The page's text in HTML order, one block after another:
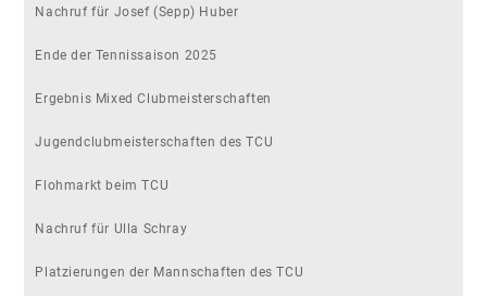
Nachruf für Josef (Sepp) Huber
Ende der Tennissaison 2025
Ergebnis Mixed Clubmeisterschaften
Jugendclubmeisterschaften des TCU
Flohmarkt beim TCU
Nachruf für Ulla Schray
Platzierungen der Mannschaften des TCU